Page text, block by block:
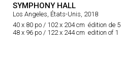
SYMPHONY HALL
Los Angeles, États-Unis, 2018
40 x 80 po / 102 x 204 cm édition de 5
48 x 96 po / 122 x 244 cm edition of 1